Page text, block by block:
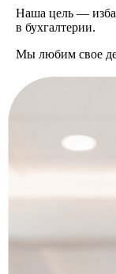
Наша цель —
в бухгалтерии.
Мы любим свое